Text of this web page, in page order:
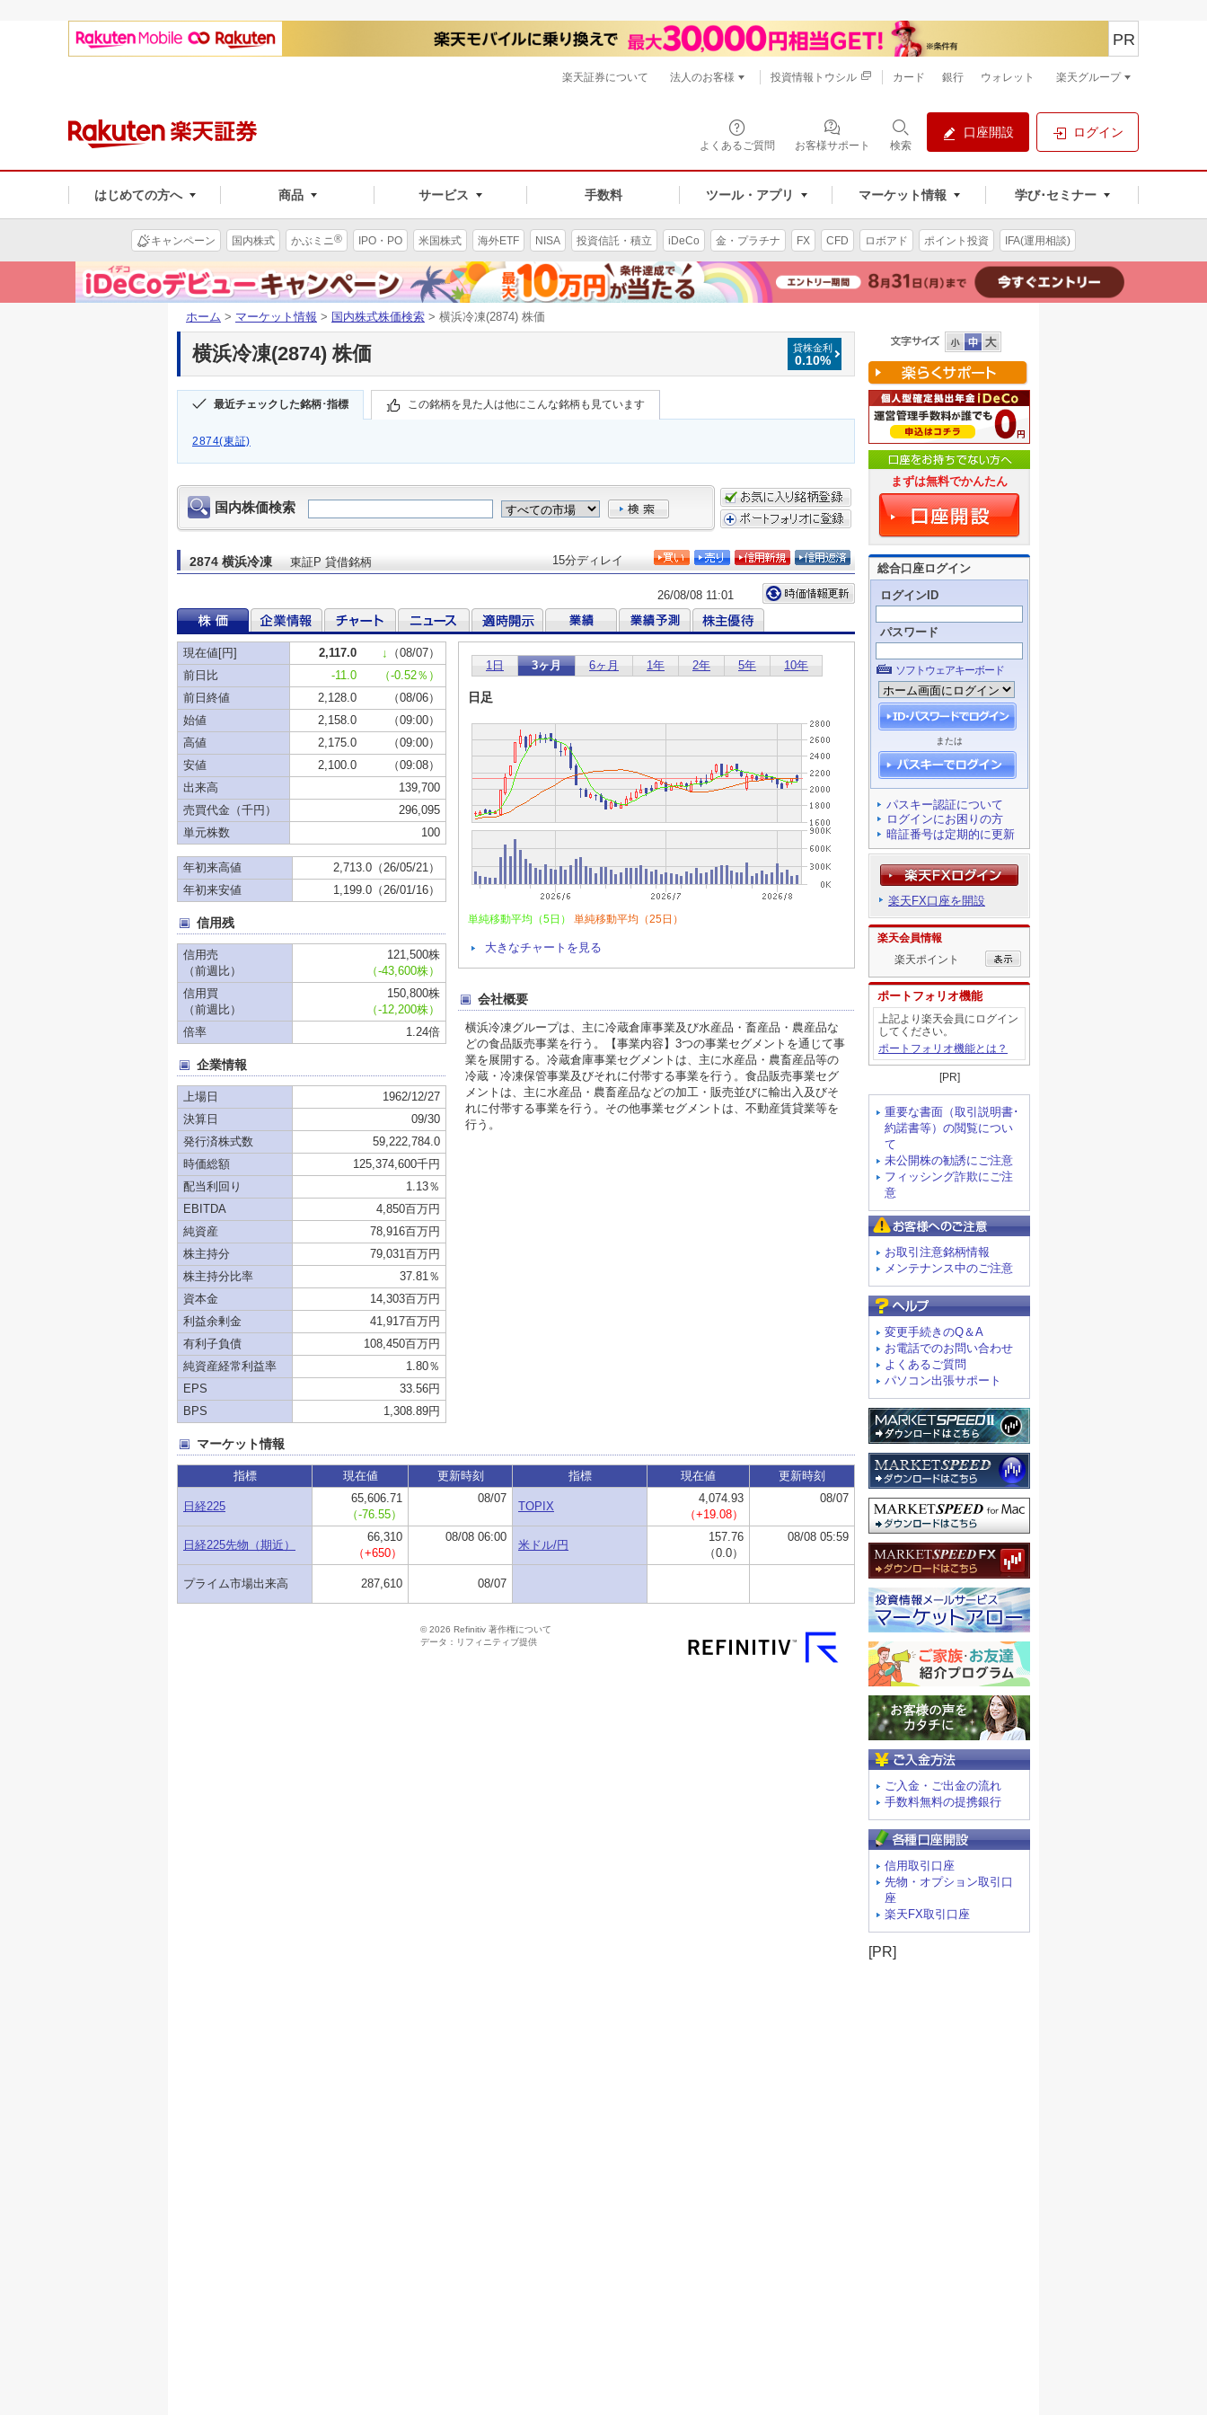
よくあるご質問 お客様サポート 検索
口座開設 ログイン
はじめての方へ 商品 サービス 手数料 ツール・アプリ マーケット情報 学び･セミナー
PR
楽天証券について 法人のお客様 投資情報トウシル カード 銀行 ウォレット 楽天グループ
キャンペーン 国内株式 かぶミニ® IPO・PO 米国株式 海外ETF NISA 投資信託・積立 iDeCo 金・プラチナ FX CFD ロボアド ポイント投資 IFA(運用相談)
ホーム > マーケット情報 > 国内株式株価検索 > 横浜冷凍(2874) 株価
貸株金利
0.10%
横浜冷凍(2874) 株価
最近チェックした銘柄･指標 この銘柄を見た人は他にこんな銘柄も見ています
2874(東証)
まずは無料でかんたん
総合口座ログイン
ログインID
パスワード
ソフトウェアキーボード
または
パスキー認証について
ログインにお困りの方
暗証番号は定期的に更新
楽天FX口座を開設
楽天会員情報
楽天ポイント
ポートフォリオ機能
上記より楽天会員にログイン
してください。
ポートフォリオ機能とは？
[PR]
重要な書面（取引説明書･
約諾書等）の閲覧につい
て
未公開株の勧誘にご注意
フィッシング詐欺にご注
意
お取引注意銘柄情報
メンテナンス中のご注意
変更手続きのQ＆A
お電話でのお問い合わせ
よくあるご質問
パソコン出張サポート
ご入金・ご出金の流れ
手数料無料の提携銀行
信用取引口座
先物・オプション取引口
座
楽天FX取引口座
[PR]